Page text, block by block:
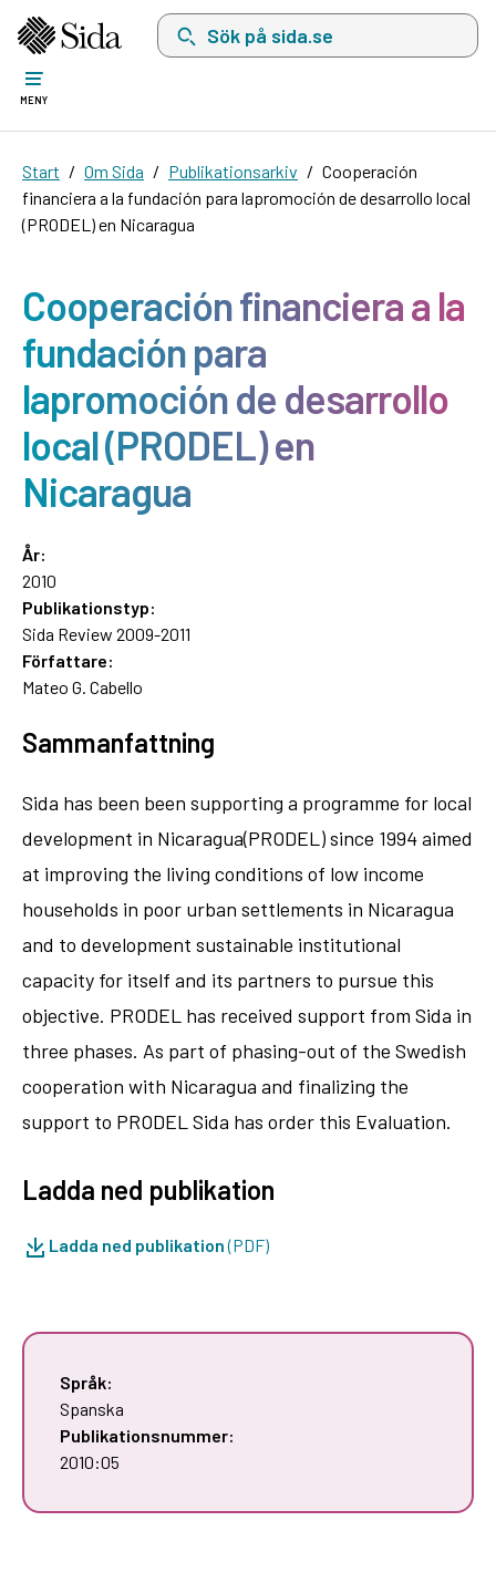
Sök på sida.se, sökförslag kommer att visas
MENY
Start Om Sida Publikationsarkiv
Cooperación
financiera a la fundación para lapromoción de desarrollo local
(PRODEL) en Nicaragua
Cooperación financiera a la
fundación para
lapromoción de desarrollo
local (PRODEL) en
Nicaragua
År:
2010
Publikationstyp:
Sida Review 2009-2011
Författare:
Mateo G. Cabello
Sammanfattning
Sida has been been supporting a programme for local
development in Nicaragua(PRODEL) since 1994 aimed
at improving the living conditions of low income
households in poor urban settlements in Nicaragua
and to development sustainable institutional
capacity for itself and its partners to pursue this
objective. PRODEL has received support from Sida in
three phases. As part of phasing-out of the Swedish
cooperation with Nicaragua and finalizing the
support to PRODEL Sida has order this Evaluation.
Ladda ned publikation
Ladda ned publikation(PDF)
Språk:
Spanska
Publikationsnummer:
2010:05